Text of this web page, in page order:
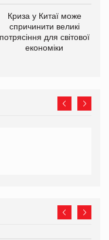
Криза у Китаї може
спричинити великі
потрясіння для світової
економіки